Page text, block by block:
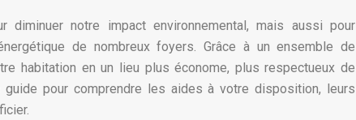
diminuer notre impact environnemental, mais aussi pour
de nombreux foyers. Grâce à un ensemble de
habitation en un lieu plus économe, plus respectueux de
pour comprendre les aides à votre disposition, leurs